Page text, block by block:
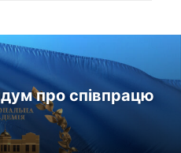
про співпрацю